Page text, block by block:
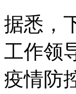
据悉，
工作领
疫情防